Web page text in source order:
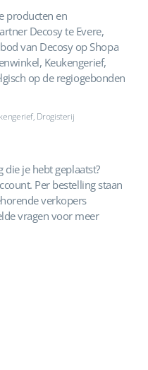
producten en
Decosy te Evere,
van Decosy op Shopa
Keukengerief,
op de regiogebonden
Drogisterij
je hebt geplaatst?
Per bestelling staan
verkopers
vragen voor meer